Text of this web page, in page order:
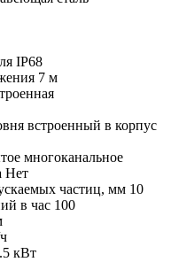
IP68
7 м
встроенный в корпус
многоканальное
Нет
частиц, мм 10
в час 100
кВт